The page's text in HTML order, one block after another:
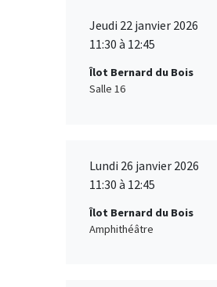
Jeudi 22 janvier 2026
11:30 à 12:45
Îlot Bernard du Bois
Salle 16
Lundi 26 janvier 2026
11:30 à 12:45
Îlot Bernard du Bois
Amphithéâtre